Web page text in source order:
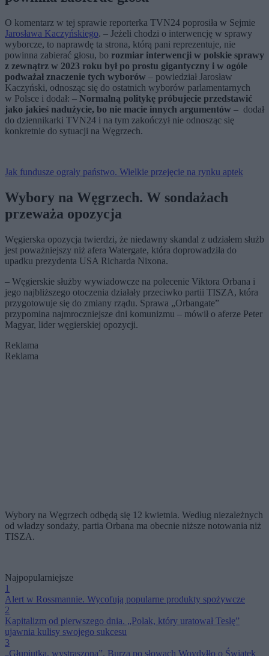
O komentarz w tej sprawie reporterka TVN24 poprosiła w Sejmie
Jarosława Kaczyńskiego. – Jeżeli chodzi o interwencję w sprawy
wyborcze, to naprawdę ta strona, którą pani reprezentuje, nie
powinna zabierać głosu, bo rozmiar interwencji w polskie sprawy
z zewnątrz w 2023 roku był po prostu gigantyczny i w ogóle
podważał znaczenie tych wyborów – powiedział Jarosław
Kaczyński, odnosząc się do ostatnich wyborów parlamentarnych
w Polsce i dodał: – Normalną politykę próbujecie przedstawić
jako jakieś nadużycie, bo nie macie innych argumentów – dodał
do dziennikarki TVN24 i na tym zakończył nie odnosząc się
konkretnie do sytuacji na Węgrzech.
Jak fundusze ograły państwo. Wielkie przejęcie na rynku aptek
Wybory na Węgrzech. W sondażach
przeważa opozycja
Węgierska opozycja twierdzi, że niedawny skandal z udziałem służb
jest poważniejszy niż afera Watergate, która doprowadziła do
upadku prezydenta USA Richarda Nixona.
– Węgierskie służby wywiadowcze na polecenie Viktora Orbana i
jego najbliższego otoczenia działały przeciwko partii TISZA, która
przygotowuje się do zmiany rządu. Sprawa „Orbangate”
przypomina najmroczniejsze dni komunizmu – mówił o aferze Peter
Magyar, lider węgierskiej opozycji.
Reklama
Reklama
Wybory na Węgrzech odbędą się 12 kwietnia. Według niezależnych
od władzy sondaży, partia Orbana ma obecnie niższe notowania niż
TISZA.
Najpopularniejsze
1
Alert w Rossmannie. Wycofują popularne produkty spożywcze
2
Kapitalizm od pierwszego dnia. „Polak, który uratował Teslę”
ujawnia kulisy swojego sukcesu
3
„Głupiutka, wystraszona”. Burza po słowach Woydyłło o Świątek